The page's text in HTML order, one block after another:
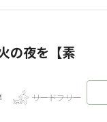
の夜を【素
リードフリー